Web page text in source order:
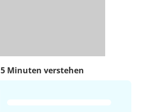
5 Minuten verstehen